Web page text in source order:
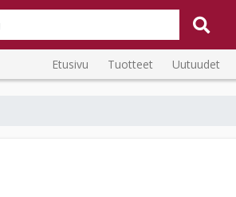
Etusivu Tuotteet Uutuudet